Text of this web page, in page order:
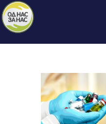
ЗА НАС
НАШЕ ПРАВО
ОБЈАВИ